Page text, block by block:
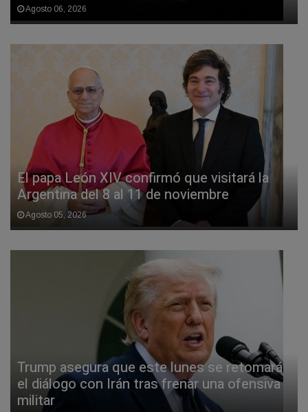
Agosto 06, 2026
El papa León XIV confirmó que visitará la
Argentina del 8 al 11 de noviembre
Agosto 05, 2026
Trump asegura que este lunes se retomará
el diálogo con Irán tras frenar una ofensiva
militar